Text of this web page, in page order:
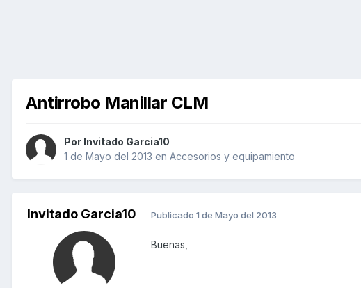
Antirrobo Manillar CLM
Por Invitado Garcia10
1 de Mayo del 2013 en Accesorios y equipamiento
Invitado Garcia10 Publicado 1 de Mayo del 2013
Buenas,